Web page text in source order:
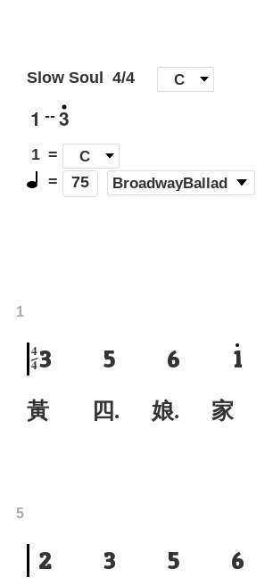
Slow Soul 4/4 C ]
1 -- 3
1 =
C
=
75 (BroadwayBallad)
3 5 6 1
4
4
1
黃 四. 娘. 家
2 3 5 6
5